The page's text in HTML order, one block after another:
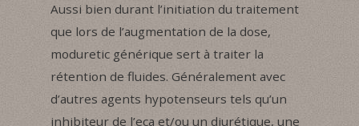
Aussi bien durant l’initiation du traitement
que lors de l’augmentation de la dose,
moduretic générique sert à traiter la
rétention de fluides. Généralement avec
d’autres agents hypotenseurs tels qu’un
inhibiteur de l’eca et/ou un diurétique, une